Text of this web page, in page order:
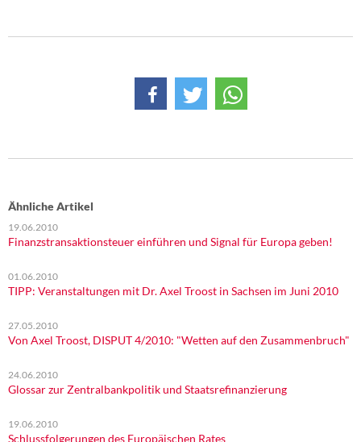
Memo-Gruppe
Institut Solidarische Moderne
Rosa-Luxemburg-Stiftung
Über mich
Kontakt
Ähnliche Artikel
19.06.2010
Finanzstransaktionsteuer einführen und Signal für Europa geben!
01.06.2010
TIPP: Veranstaltungen mit Dr. Axel Troost in Sachsen im Juni 2010
27.05.2010
Von Axel Troost, DISPUT 4/2010: "Wetten auf den Zusammenbruch"
24.06.2010
Glossar zur Zentralbankpolitik und Staatsrefinanzierung
19.06.2010
Schlussfolgerungen des Europäischen Rates